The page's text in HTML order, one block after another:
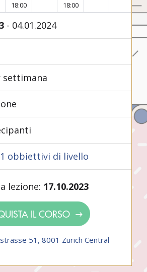
18:00 18:00
- 04.01.2024
settimana
obbiettivi di livello
lezione: 17.10.2023
IL CORSO
51, 8001 Zurich Central